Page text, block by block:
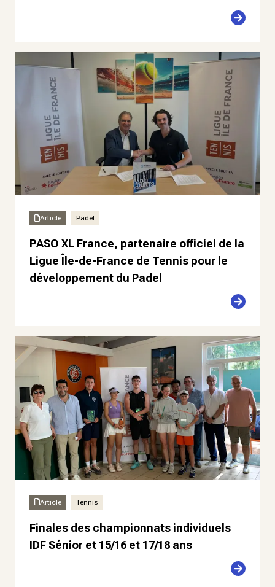
Article Padel
PASO XL France, partenaire officiel de la
Ligue Île-de-France de Tennis pour le
développement du Padel
Article Tennis
Finales des championnats individuels
IDF Sénior et 15/16 et 17/18 ans